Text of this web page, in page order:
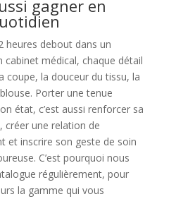
gagner en
heures debout dans un
cabinet médical, chaque détail
coupe, la douceur du tissu, la
Porter une tenue
état, c’est aussi renforcer sa
créer une relation de
et inscrire son geste de soin
C’est pourquoi nous
régulièrement, pour
la gamme qui vous